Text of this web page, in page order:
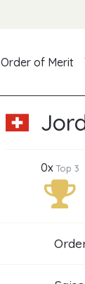
Order of Merit
0xTop 3